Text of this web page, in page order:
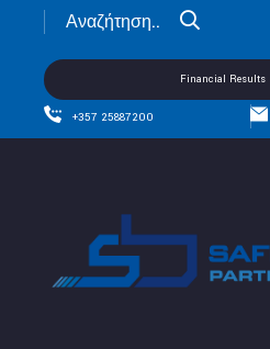
Financial Results
+357 25887200